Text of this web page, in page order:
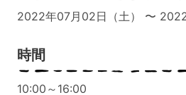
2022年07月02日（土） 〜 2022
時間
10:00～16:00